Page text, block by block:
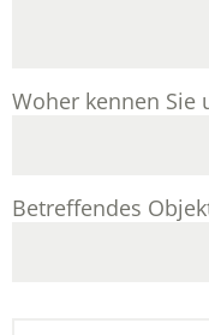
Woher kennen Sie
Betreffendes